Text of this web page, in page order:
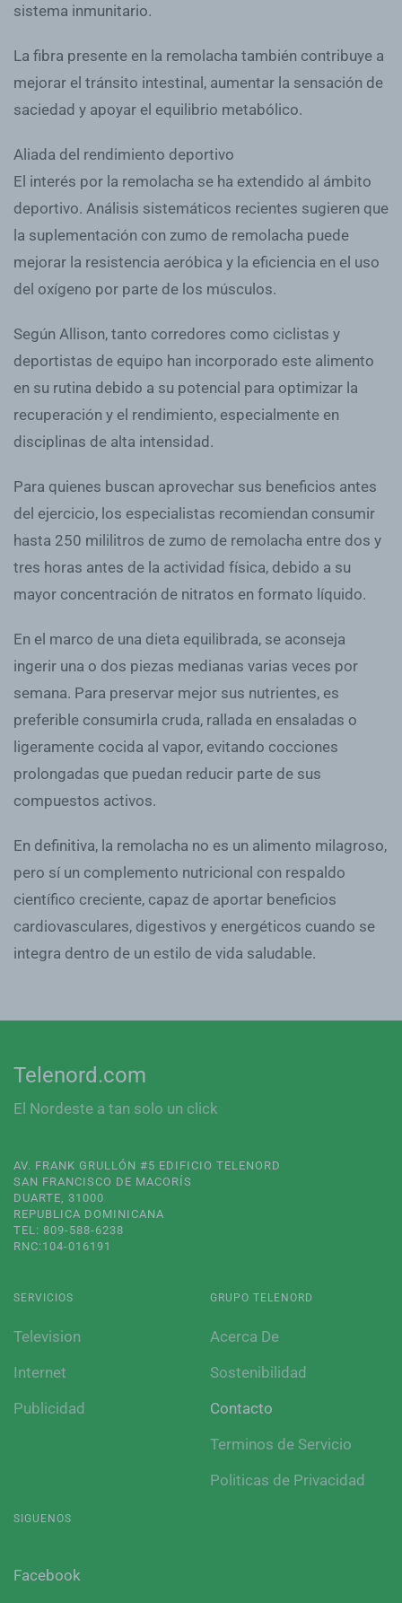
sistema inmunitario.
La fibra presente en la remolacha también contribuye a
mejorar el tránsito intestinal, aumentar la sensación de
saciedad y apoyar el equilibrio metabólico.
Aliada del rendimiento deportivo
El interés por la remolacha se ha extendido al ámbito
deportivo. Análisis sistemáticos recientes sugieren que
la suplementación con zumo de remolacha puede
mejorar la resistencia aeróbica y la eficiencia en el uso
del oxígeno por parte de los músculos.
Según Allison, tanto corredores como ciclistas y
deportistas de equipo han incorporado este alimento
en su rutina debido a su potencial para optimizar la
recuperación y el rendimiento, especialmente en
disciplinas de alta intensidad.
Para quienes buscan aprovechar sus beneficios antes
del ejercicio, los especialistas recomiendan consumir
hasta 250 mililitros de zumo de remolacha entre dos y
tres horas antes de la actividad física, debido a su
mayor concentración de nitratos en formato líquido.
En el marco de una dieta equilibrada, se aconseja
ingerir una o dos piezas medianas varias veces por
semana. Para preservar mejor sus nutrientes, es
preferible consumirla cruda, rallada en ensaladas o
ligeramente cocida al vapor, evitando cocciones
prolongadas que puedan reducir parte de sus
compuestos activos.
En definitiva, la remolacha no es un alimento milagroso,
pero sí un complemento nutricional con respaldo
científico creciente, capaz de aportar beneficios
cardiovasculares, digestivos y energéticos cuando se
integra dentro de un estilo de vida saludable.
Telenord.com
El Nordeste a tan solo un click
AV. FRANK GRULLÓN #5 EDIFICIO TELENORD
SAN FRANCISCO DE MACORÍS
DUARTE, 31000
REPUBLICA DOMINICANA
TEL: 809-588-6238
RNC:104-016191
SERVICIOS
Television
Internet
Publicidad
GRUPO TELENORD
Acerca De
Sostenibilidad
Contacto
Terminos de Servicio
Politicas de Privacidad
SIGUENOS
Facebook